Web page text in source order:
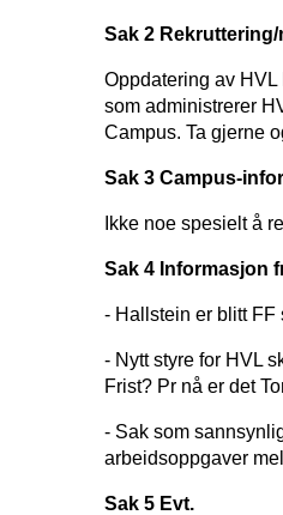
Sak 2
Oppdatering av
som administrerer
Campus. Ta gjerne
Sak 3 Campus-
Ikke noe spesielt å
Sak 4 Informasjon
- Hallstein er blitt FF
- Nytt styre for HVL
Frist? Pr nå er det
- Sak som
arbeidsoppgaver
Sak 5 Evt.